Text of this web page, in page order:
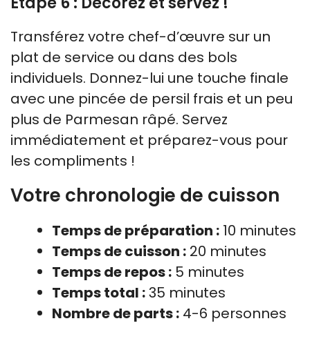
Transférez votre chef-d’œuvre sur un
plat de service ou dans des bols
individuels. Donnez-lui une touche finale
avec une pincée de persil frais et un peu
plus de Parmesan râpé. Servez
immédiatement et préparez-vous pour
les compliments !
Votre chronologie de cuisson
Temps de préparation : 10 minutes
Temps de cuisson : 20 minutes
Temps de repos : 5 minutes
Temps total :35 minutes
Nombre de parts : 4-6 personnes